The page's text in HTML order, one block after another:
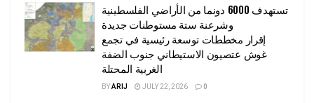
تستهدف 6000 دونما من الأراضي الفلسطينية
وشرعنة ستة مستوطنات جديدة
إقرار مخططات توسعة رئيسية في تجمع
غوش عتصيون الاستيطاني جنوب الضفة
الغربية المحتلة
BYARIJ JULY 22, 2026 0